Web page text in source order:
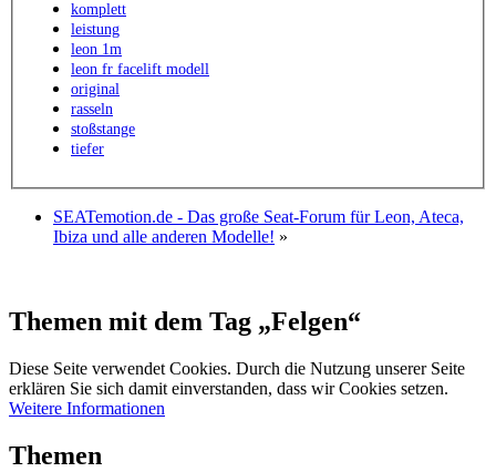
komplett
leistung
leon 1m
leon fr facelift modell
original
rasseln
stoßstange
tiefer
SEATemotion.de - Das große Seat-Forum für Leon, Ateca,
Ibiza und alle anderen Modelle! »
Themen mit dem Tag „Felgen“
Diese Seite verwendet Cookies. Durch die Nutzung unserer Seite
erklären Sie sich damit einverstanden, dass wir Cookies setzen.
Weitere Informationen
Themen